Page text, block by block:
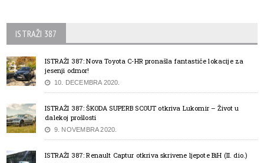
ISTRAŽI 387
ISTRAŽI 387: Nova Toyota C-HR pronašla fantastiče lokacije za
jesenji odmor!
10. DECEMBRA 2020.
ISTRAŽI 387: ŠKODA SUPERB SCOUT otkriva Lukomir – Život u
dalekoj prošlosti
9. NOVEMBRA 2020.
ISTRAŽI 387: Renault Captur otkriva skrivene ljepote BiH (II. dio.)